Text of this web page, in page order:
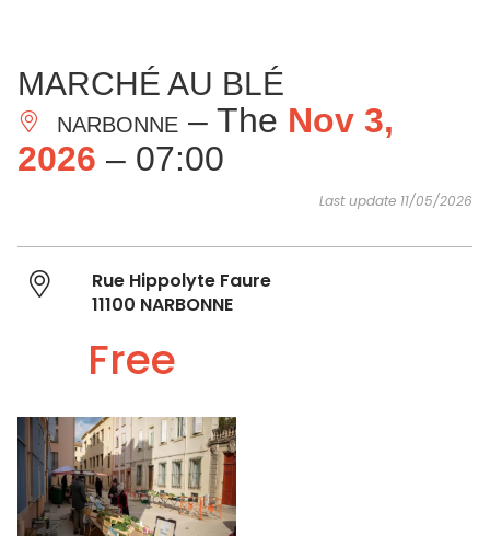
ESSENTIAL
AND
DO
INSPIRATIONS
MARCHÉ AU BLÉ
NARBONNE – The Nov 3,
2026 – 07:00
Last update 11/05/2026
Rue Hippolyte Faure
11100 NARBONNE
Free